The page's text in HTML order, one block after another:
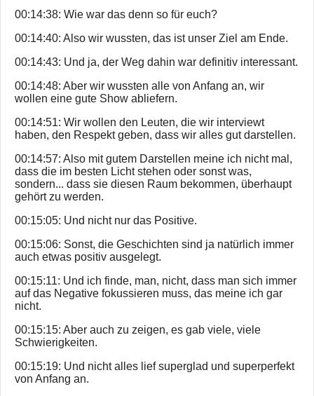
00:14:38: Wie war das denn so für euch?
00:14:40: Also wir wussten, das ist unser Ziel am Ende.
00:14:43: Und ja, der Weg dahin war definitiv interessant.
00:14:48: Aber wir wussten alle von Anfang an, wir
wollen eine gute Show abliefern.
00:14:51: Wir wollen den Leuten, die wir interviewt
haben, den Respekt geben, dass wir alles gut darstellen.
00:14:57: Also mit gutem Darstellen meine ich nicht mal,
dass die im besten Licht stehen oder sonst was,
sondern... dass sie diesen Raum bekommen, überhaupt
gehört zu werden.
00:15:05: Und nicht nur das Positive.
00:15:06: Sonst, die Geschichten sind ja natürlich immer
auch etwas positiv ausgelegt.
00:15:11: Und ich finde, man, nicht, dass man sich immer
auf das Negative fokussieren muss, das meine ich gar
nicht.
00:15:15: Aber auch zu zeigen, es gab viele, viele
Schwierigkeiten.
00:15:19: Und nicht alles lief superglad und superperfekt
von Anfang an.